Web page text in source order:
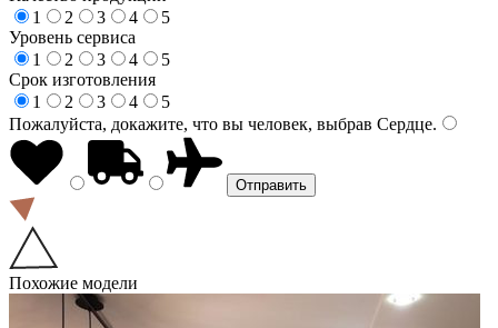
1
2 3 4
5
Уровень сервиса
1
2 3 4
5
Срок изготовления
1
2 3 4
5
Пожалуйста, докажите, что вы человек, выбрав Сердце.
Похожие модели